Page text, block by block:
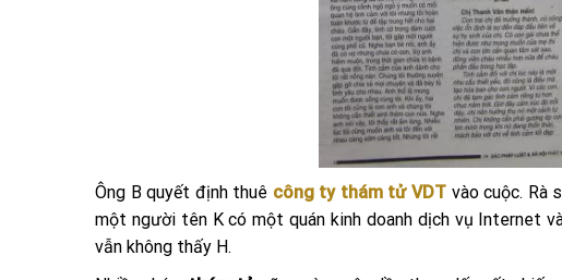
Ông B quyết định thuê công ty thám tử VDT vào cuộc. Rà
một người tên K có một quán kinh doanh dịch vụ Internet
vẫn không thấy H.